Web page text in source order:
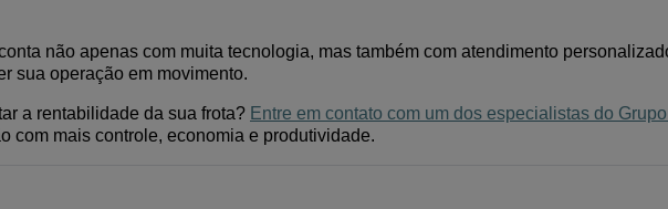
não apenas com muita tecnologia, mas também com atendimento
sua operação em movimento.
a rentabilidade da sua frota? Entre em contato com um dos especialistas do
com mais controle, economia e produtividade.